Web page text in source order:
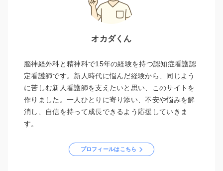
オカダくん
脳神経外科と精神科で15年の経験を持つ認知症看護認
定看護師です。新人時代に悩んだ経験から、同じよう
に苦しむ新人看護師を支えたいと思い、このサイトを
作りました。一人ひとりに寄り添い、不安や悩みを解
消し、自信を持って成長できるよう応援していきま
す。
プロフィールはこちら